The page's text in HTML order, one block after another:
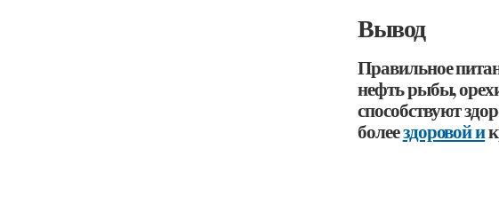
Вывод
Правильное
нефть рыбы,
способствуют
болеездоровой и